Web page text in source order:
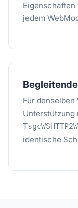
jedem
Für
Unterstützung
identische